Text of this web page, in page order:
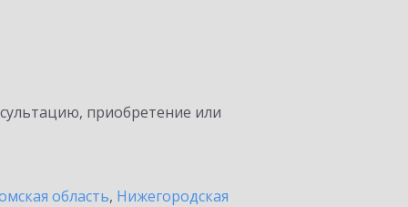
приобретение или
область, Нижегородская